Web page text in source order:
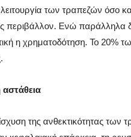
των τραπεζών όσο
περιβάλλον. Ενώ παράλληλα
η χρηματοδότηση. Το 20%
της ανθεκτικότητας των